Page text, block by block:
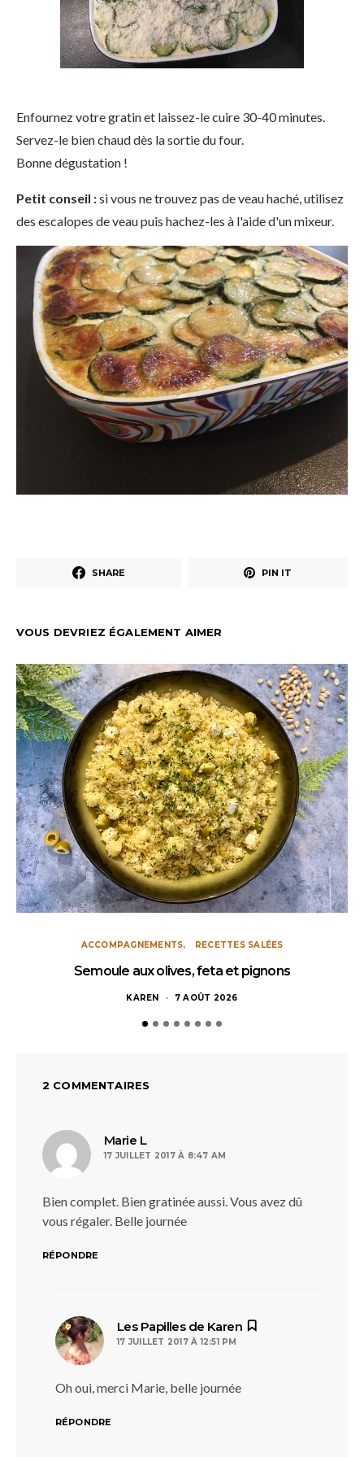
Enfournez votre gratin et laissez-le cuire 30-40 minutes.
Servez-le bien chaud dès la sortie du four.
Bonne dégustation !
Petit conseil :si vous ne trouvez pas de veau haché, utilisez
des escalopes de veau puis hachez-les à l'aide d'un mixeur.
SHARE PIN IT
VOUS DEVRIEZ ÉGALEMENT AIMER
ACCOMPAGNEMENTS RECETTES SALÉES
Semoule aux olives, feta et pignons
KAREN 7 AOÛT 2026
2 COMMENTAIRES
Marie Ldit :
17 JUILLET 2017 À 8:47 AM
Bien complet. Bien gratinée aussi. Vous avez dû
vous régaler. Belle journée
RÉPONDRE
Les Papilles de Karen
17 JUILLET 2017 À 12:51 PM
Oh oui, merci Marie, belle journée
RÉPONDRE